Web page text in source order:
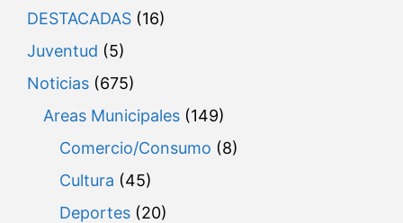
DESTACADAS (16)
Juventud (5)
Noticias (675)
Areas Municipales (149)
Comercio/Consumo (8)
Cultura (45)
Deportes (20)